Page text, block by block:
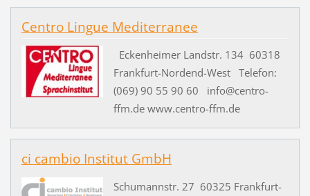
Centro Lingue Mediterranee
Eckenheimer Landstr. 134 60318
Frankfurt-Nordend-West Telefon:
(069) 90 55 90 60 info@centro-
ffm.de www.centro-ffm.de
ci cambio Institut GmbH
Schumannstr. 27 60325 Frankfurt-